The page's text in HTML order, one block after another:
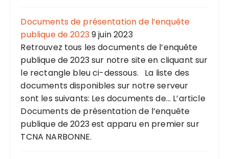
Documents de présentation de l’enquête
publique de 20239 juin 2023
Retrouvez tous les documents de l’enquête
publique de 2023 sur notre site en cliquant sur
le rectangle bleu ci-dessous. La liste des
documents disponibles sur notre serveur
sont les suivants: Les documents de... L’article
Documents de présentation de l’enquête
publique de 2023 est apparu en premier sur
TCNA NARBONNE.